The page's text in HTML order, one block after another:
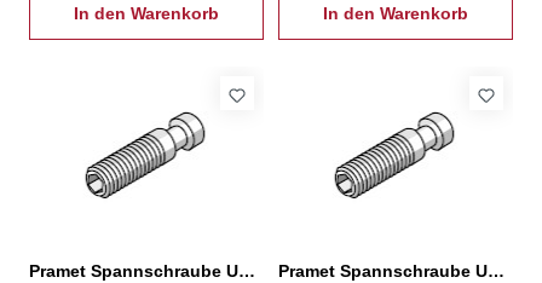
In den Warenkorb In den Warenkorb
Pramet Spannschraube US 38
Pramet Spannschraube US 39